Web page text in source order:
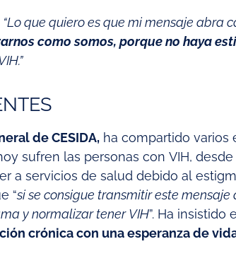
“Lo que quiero es que mi mensaje abra
como somos, porque no haya
de CESIDA, ha compartido varios
sufren las personas con VIH,
a servicios de salud debido al
“si se consigue transmitir este
y normalizar tener VIH”. Ha insistido
crónica con una esperanza de